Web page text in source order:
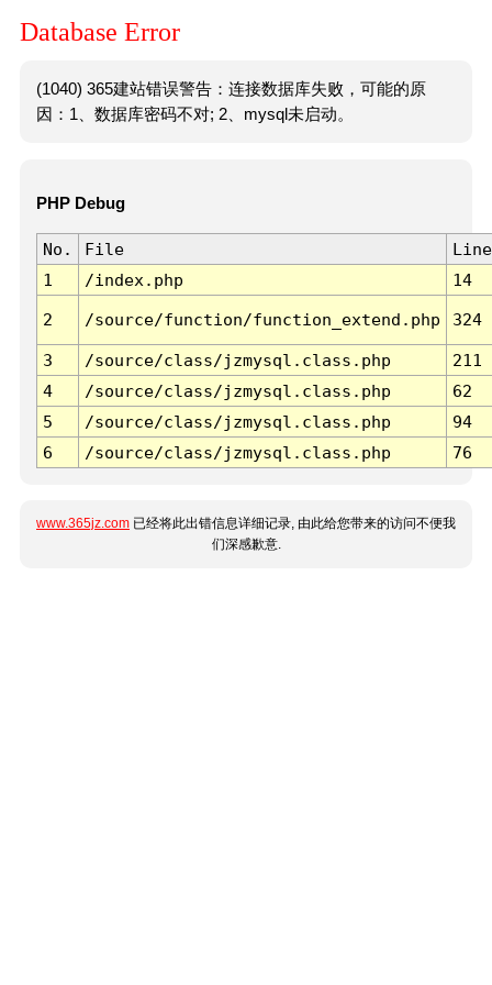
Database Error
(1040) 365建站错误警告：连接数据库失败，可能的原
因：1、数据库密码不对; 2、mysql未启动。
PHP Debug
No. File
Line
1
/index.php 14
2 /source/function/function_extend.php 324
3 /source/class/jzmysql.class.php
211
4
/source/class/jzmysql.class.php
62
5
/source/class/jzmysql.class.php
94
6
/source/class/jzmysql.class.php 76
www.365jz.com 已经将此出错信息详细记录, 由此给您带来的访问不便我
们深感歉意.